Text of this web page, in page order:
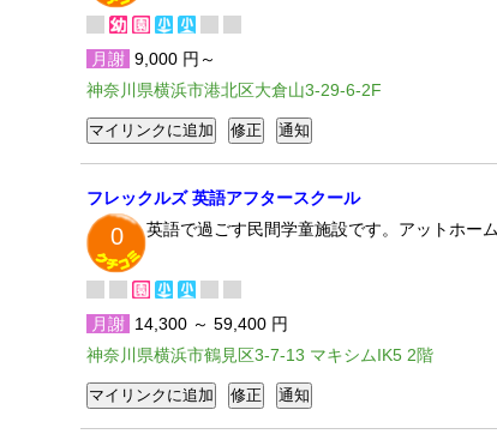
月謝 9,000 円～
神奈川県横浜市港北区大倉山3-29-6-2F
フレックルズ 英語アフタースクール
0 英語で過ごす民間学童施設です。アットホー
月謝 14,300 ～ 59,400 円
神奈川県横浜市鶴見区3-7-13 マキシムIK5 2階